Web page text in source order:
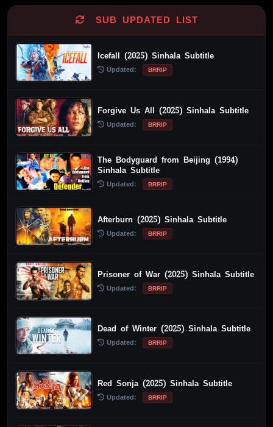
SUB UPDATED LIST
Icefall (2025) Sinhala Subtitle
Updated: BRRIP
Forgive Us All (2025) Sinhala Subtitle
Updated: BRRIP
The Bodyguard from Beijing (1994)
Sinhala Subtitle
Updated: BRRIP
Afterburn (2025) Sinhala Subtitle
Updated: BRRIP
Prisoner of War (2025) Sinhala Subtitle
Updated: BRRIP
Dead of Winter (2025) Sinhala Subtitle
Updated: BRRIP
Red Sonja (2025) Sinhala Subtitle
Updated: BRRIP